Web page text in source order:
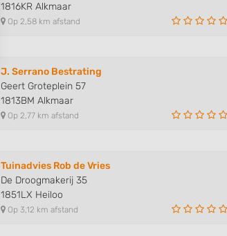
1816KR Alkmaar
Op 2,58 km afstand
J. Serrano Bestrating
Geert Groteplein 57
1813BM Alkmaar
Op 2,77 km afstand
Tuinadvies Rob de Vries
De Droogmakerij 35
1851LX Heiloo
Op 3,12 km afstand